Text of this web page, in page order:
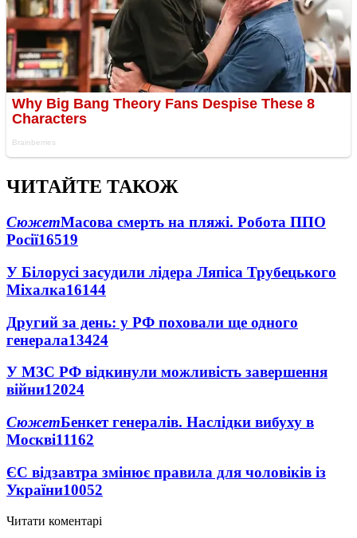
ЧИТАЙТЕ ТАКОЖ
СюжетМасова смерть на пляжі. Робота ППО
Росії16519
У Білорусі засудили лідера Ляпіса Трубецького
Міхалка16144
Другий за день: у РФ поховали ще одного
генерала13424
У МЗС РФ відкинули можливість завершення
війни12024
СюжетБенкет генералів. Наслідки вибуху в
Москві11162
ЄС відзавтра змінює правила для чоловіків із
України10052
Читати коментарі